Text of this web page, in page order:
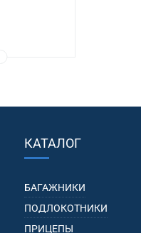
КАТАЛОГ
БАГАЖНИКИ
ПОДЛОКОТНИКИ
ПРИЦЕПЫ